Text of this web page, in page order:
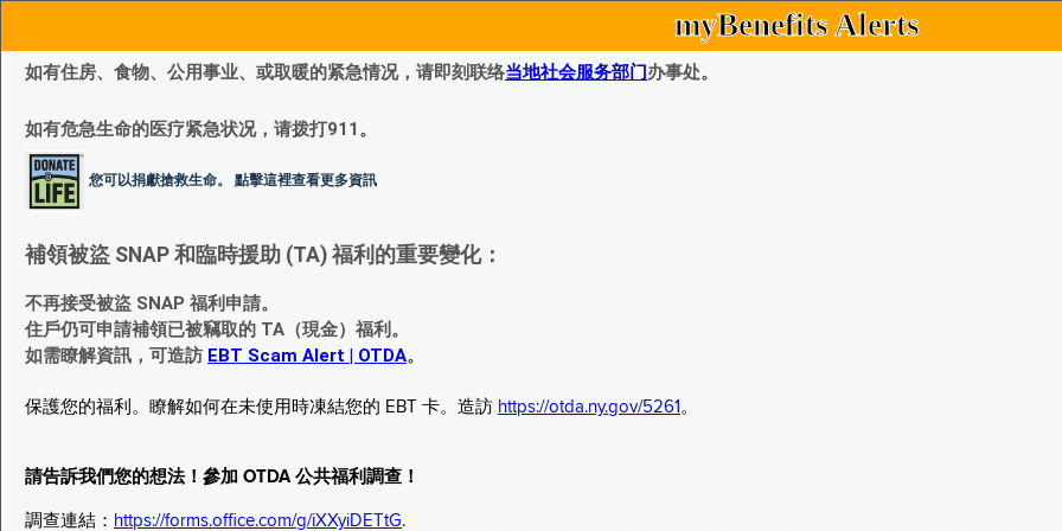
myBenefits Alerts
如有住房、食物、公用事业、或取暖的紧急情况，请即刻联络当地社会服务部门办事处。
如有危急生命的医疗紧急状况，请拨打911。
您可以捐獻搶救生命。 點擊這裡查看更多資訊
補領被盜 SNAP 和臨時援助 (TA) 福利的重要變化：
不再接受被盜 SNAP 福利申請。
住戶仍可申請補領已被竊取的 TA（現金）福利。
如需瞭解資訊，可造訪 EBT Scam Alert | OTDA。
保護您的福利。瞭解如何在未使用時凍結您的 EBT 卡。造訪 https://otda.ny.gov/5261 。
請告訴我們您的想法！參加 OTDA 公共福利調查！
調查連結： https://forms.office.com/g/iXXyiDETtG.